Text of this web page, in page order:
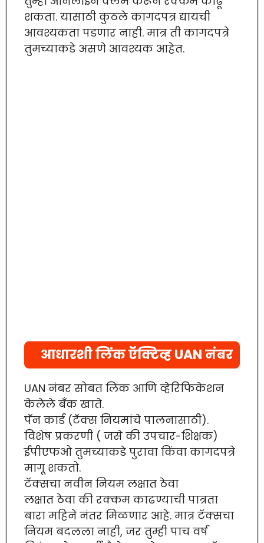
शकता. यासाठी कुठले कागदपत्र द्यायची
आवश्यकता पडणार नाही. मात्र ती कागदपत्रे
तुमच्याकडे असणे आवश्यक आहेत.
आधारशी लिंक ऍक्टिव्ह UAN नंबर
UAN नंबर सोबत लिंक आणि व्हेरिफिकेशन
केलेले बँक खाते.
पॅन कार्ड (टॅक्स नियमांचे पालनासाठी).
विशेष प्रकरणी ( जसे की उपचार-शिक्षक)
ईपीएफओ तुमच्याकडे पुरावा किंवा कागदपत्रे
मागू शकतो.
टॅक्सचा नवीन नियम लक्षात ठेवा
लक्षात ठेवा की रक्कम काढण्याची पात्रता
बारा महिने नंतर मिळणार आहे. मात्र टॅक्सचा
नियम बदलला नाही, जर तुम्ही पाच वर्ष